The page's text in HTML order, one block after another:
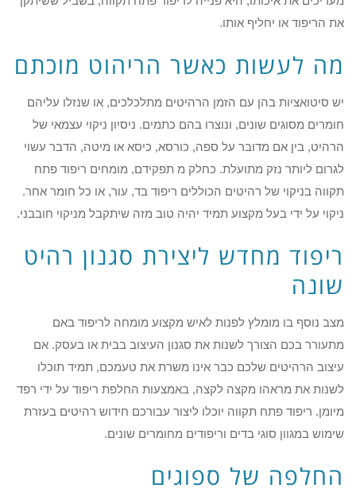
את הריפוד או יחליף אותו.
מה לעשות כאשר הריהוט מוכתם
יש סיטואציות בהן עם הזמן הרהיטים מתלכלכים, או שנזלו עליהם
חומרים מסוגים שונים, ונוצרו בהם כתמים. ניסיון ניקוי עצמאי של
הרהיט, בין אם מדובר על ספה, כורסא, כיסא או מיטה, הדבר עשוי
לגרום ליותר נזק מתועלת. כחלק מ תפקידם, מומחים ריפוד פתח
תקווה בניקוי של רהיטים הכוללים ריפוד בד, עור, או כל חומר אחר.
ניקוי על ידי בעל מקצוע תמיד יהיה טוב מזה שיתקבל מניקוי חובבני.
ריפוד מחדש ליצירת סגנון רהיט
שונה
מצב נוסף בו מומלץ לפנות לאיש מקצוע מומחה לריפוד באם
מתעורר בכם הצורך לשנות את סגנון העיצוב בבית או בעסק. אם
עיצוב הרהיטים שלכם כבר אינו משרת את טעמכם, תמיד תוכלו
לשנות את מראהו מקצה לקצה, באמצעות החלפת ריפוד על ידי רפד
מיומן. ריפוד פתח תקווה יוכלו ליצור עבורכם חידוש רהיטים בעזרת
שימוש במגוון סוגי בדים וריפודים מחומרים שונים.
החלפה של ספוגים